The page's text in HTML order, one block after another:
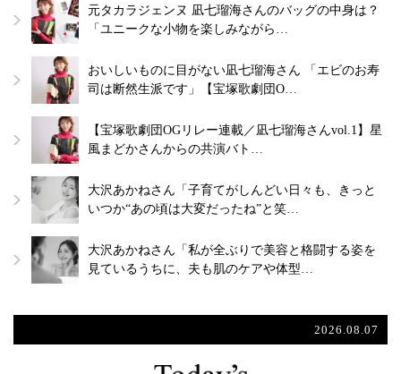
元タカラジェンヌ 凪七瑠海さんのバッグの中身は？
「ユニークな小物を楽しみながら…
おいしいものに目がない凪七瑠海さん 「エビのお寿
司は断然生派です」【宝塚歌劇団O…
【宝塚歌劇団OGリレー連載／凪七瑠海さんvol.1】星
風まどかさんからの共演バト…
大沢あかねさん「子育てがしんどい日々も、きっと
いつか“あの頃は大変だったね”と笑…
大沢あかねさん「私が全ぶりで美容と格闘する姿を
見ているうちに、夫も肌のケアや体型…
2026.08.07